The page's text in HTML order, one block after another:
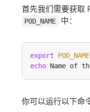
首先我们需要获取
POD_NAME 中：
export POD_NAME
echo Name of
你可以运行以下命